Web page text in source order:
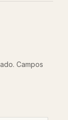
Campos